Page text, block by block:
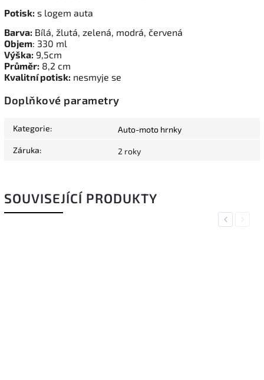
Potisk: s logem auta
Barva: Bílá, žlutá, zelená, modrá, červená
Objem: 330 ml
Výška: 9,5cm
Průměr: 8,2 cm
Kvalitní potisk: nesmyje se
Doplňkové parametry
Kategorie: Auto-moto hrnky
Záruka: 2 roky
SOUVISEJÍCÍ PRODUKTY
PreviousNext